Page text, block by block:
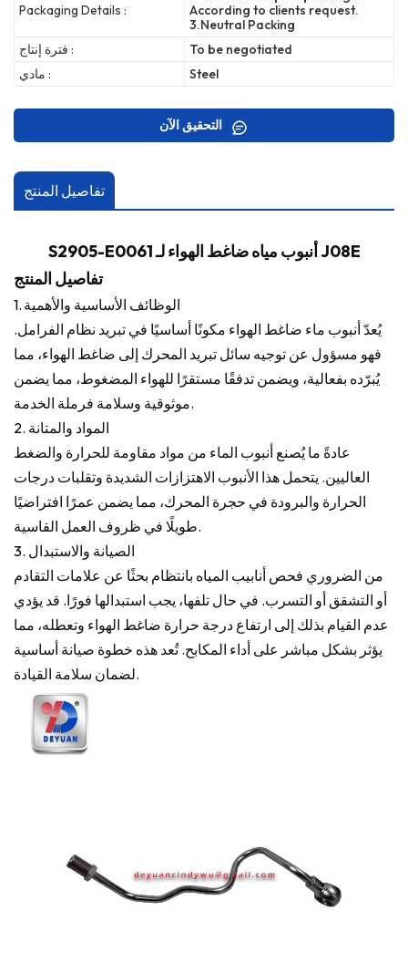
Packaging Details :
According to clients request.
3.Neutral Packing
فترة إنتاج :
To be negotiated
مادي :
Steel
تفاصيل المنتج
S2905-E0061 أنبوب مياه ضاغط الهواء لـ J08E
تفاصيل المنتج
1. الوظائف الأساسية والأهمية
يُعدّ أنبوب ماء ضاغط الهواء مكونًا أساسيًا في تبريد نظام الفرامل.
فهو مسؤول عن توجيه سائل تبريد المحرك إلى ضاغط الهواء، مما
يُبرّده بفعالية، ويضمن تدفقًا مستقرًا للهواء المضغوط، مما يضمن
موثوقية وسلامة فرملة الخدمة.
2. المواد والمتانة
عادةً ما يُصنع أنبوب الماء من مواد مقاومة للحرارة والضغط
العاليين. يتحمل هذا الأنبوب الاهتزازات الشديدة وتقلبات درجات
الحرارة والبرودة في حجرة المحرك، مما يضمن عمرًا افتراضيًا
طويلًا في ظروف العمل القاسية.
3. الصيانة والاستبدال
من الضروري فحص أنابيب المياه بانتظام بحثًا عن علامات التقادم
أو التشقق أو التسرب. في حال تلفها، يجب استبدالها فورًا. قد يؤدي
عدم القيام بذلك إلى ارتفاع درجة حرارة ضاغط الهواء وتعطله، مما
يؤثر بشكل مباشر على أداء المكابح. تُعد هذه خطوة صيانة أساسية
لضمان سلامة القيادة.